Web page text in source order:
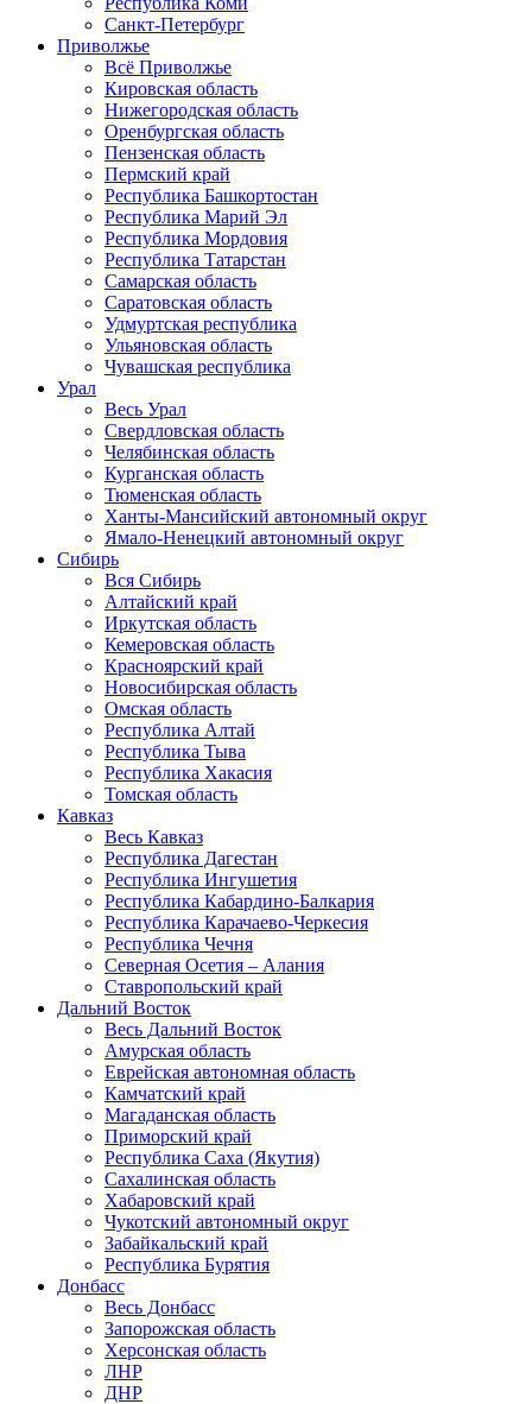
Санкт-Петербург
Приволжье
Всё Приволжье
Кировская область
Нижегородская область
Оренбургская область
Пензенская область
Пермский край
Республика Башкортостан
Республика Марий Эл
Республика Мордовия
Республика Татарстан
Самарская область
Саратовская область
Удмуртская республика
Ульяновская область
Чувашская республика
Урал
Весь Урал
Свердловская область
Челябинская область
Курганская область
Тюменская область
Ханты-Мансийский автономный округ
Ямало-Ненецкий автономный округ
Сибирь
Вся Сибирь
Алтайский край
Иркутская область
Кемеровская область
Красноярский край
Новосибирская область
Омская область
Республика Алтай
Республика Тыва
Республика Хакасия
Томская область
Кавказ
Весь Кавказ
Республика Дагестан
Республика Ингушетия
Республика Кабардино-Балкария
Республика Карачаево-Черкесия
Республика Чечня
Северная Осетия – Алания
Ставропольский край
Дальний Восток
Весь Дальний Восток
Амурская область
Еврейская автономная область
Камчатский край
Магаданская область
Приморский край
Республика Саха (Якутия)
Сахалинская область
Хабаровский край
Чукотский автономный округ
Забайкальский край
Республика Бурятия
Донбасс
Весь Донбасс
Запорожская область
Херсонская область
ЛНР
ДНР